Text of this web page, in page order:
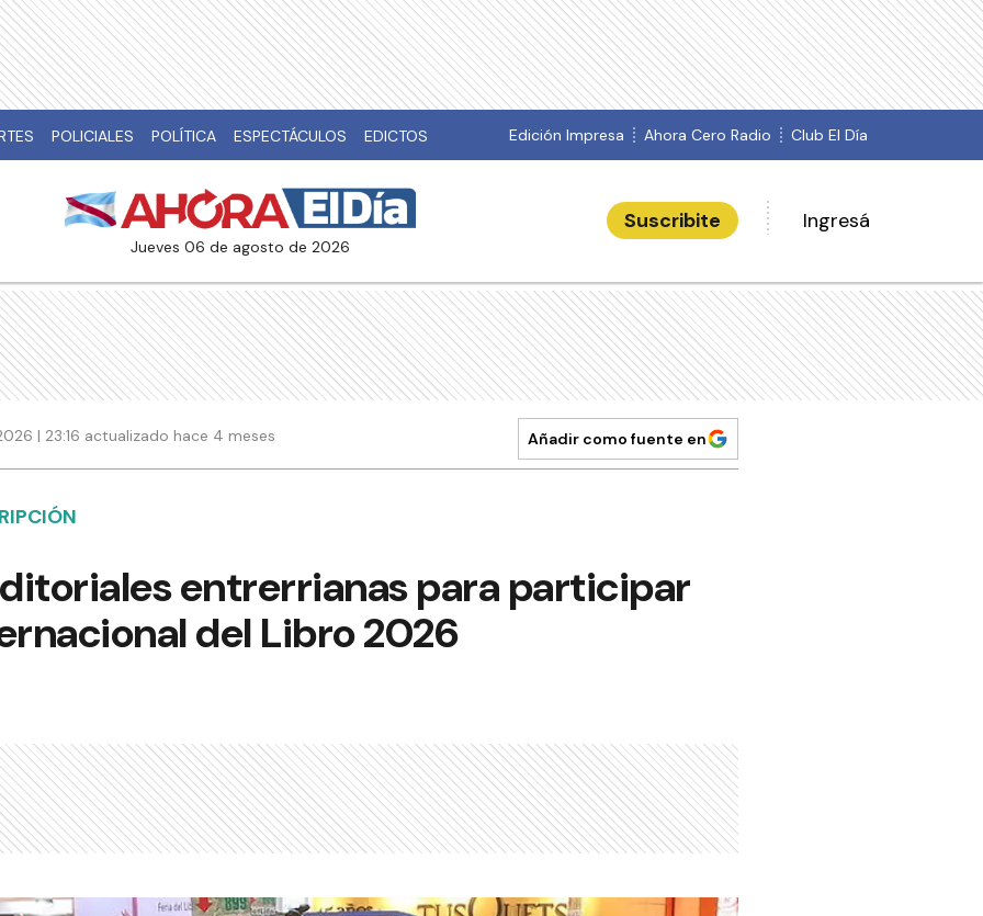
POLICIALES POLÍTICA ESPECTÁCULOS EDICTOS Edición Impresa Ahora Cero Radio Club El Día
jueves 06 de agosto de 2026
Suscribite Ingresá
| 23:16 actualizado hace 4 meses Añadir como fuente en
entrerrianas para participar
del Libro 2026